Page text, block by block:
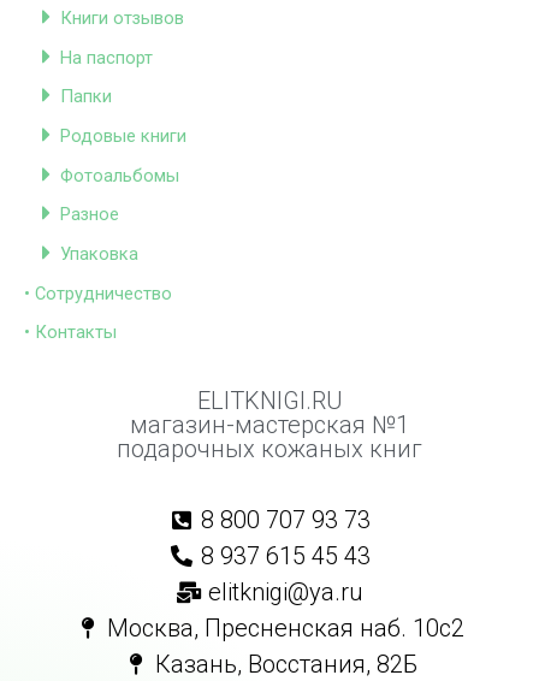
Книги отзывов
На паспорт
Папки
Родовые книги
Фотоальбомы
Разное
Упаковка
• Сотрудничество
• Контакты
ELITKNIGI.RU
магазин-мастерская №1
подарочных кожаных книг
8 800 707 93 73
8 937 615 45 43
elitknigi@ya.ru
Москва, Пресненская наб. 10с2
Казань, Восстания, 82Б